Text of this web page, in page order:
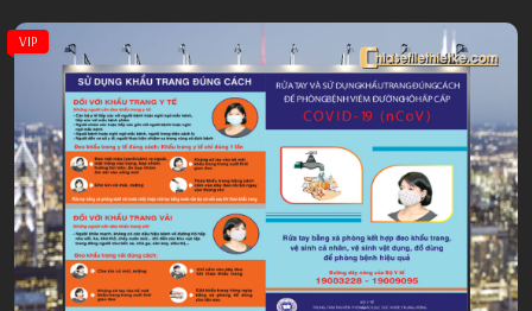
VIP